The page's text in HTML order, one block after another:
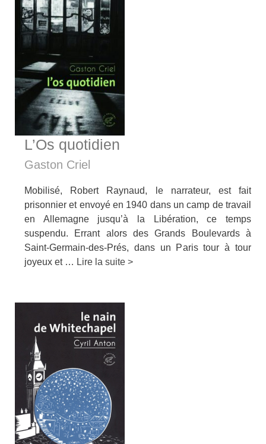
L’Os quotidien
Gaston Criel
Mobilisé, Robert Raynaud, le narrateur, est fait
prisonnier et envoyé en 1940 dans un camp de travail
en Allemagne jusqu’à la Libération, ce temps
suspendu. Errant alors des Grands Boulevards à
Saint-Germain-des-Prés, dans un Paris tour à tour
joyeux et … Lire la suite >